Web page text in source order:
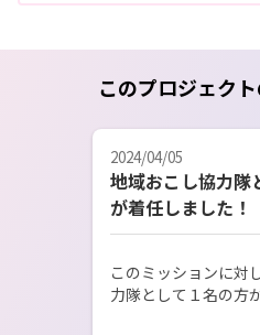
このプロジェク
2024/04/05
地域おこし協力隊
が着任しました！
このミッションに対
力隊として１名の方